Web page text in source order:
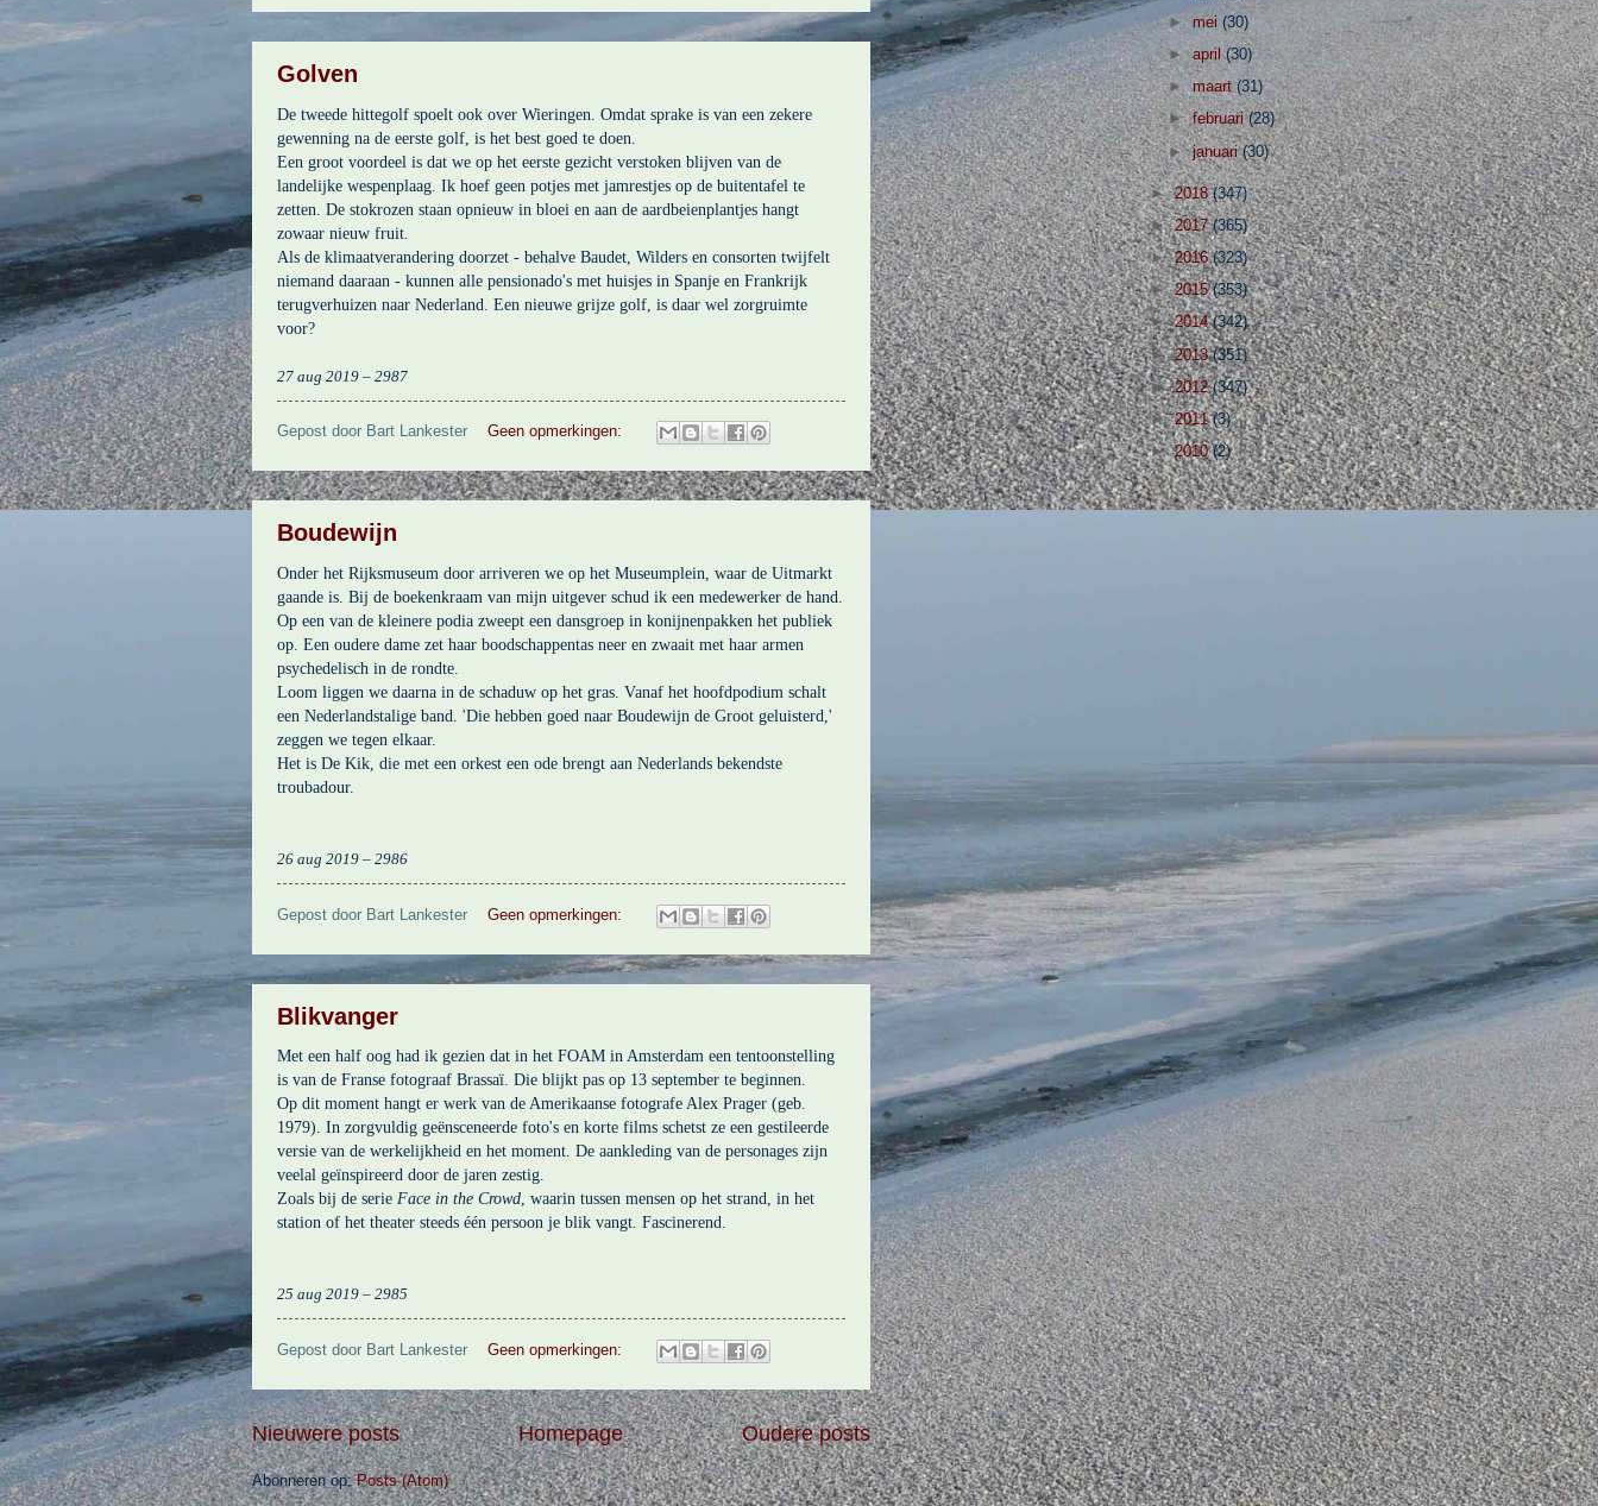
Golven
De tweede hittegolf spoelt ook over Wieringen. Omdat sprake is van een zekere
gewenning na de eerste golf, is het best goed te doen.
Een groot voordeel is dat we op het eerste gezicht verstoken blijven van de
landelijke wespenplaag. Ik hoef geen potjes met jamrestjes op de buitentafel te
zetten. De stokrozen staan opnieuw in bloei en aan de aardbeienplantjes hangt
zowaar nieuw fruit.
Als de klimaatverandering doorzet - behalve Baudet, Wilders en consorten twijfelt
niemand daaraan - kunnen alle pensionado's met huisjes in Spanje en Frankrijk
terugverhuizen naar Nederland. Een nieuwe grijze golf, is daar wel zorgruimte
voor?
27 aug 2019 – 2987
Gepost door Bart Lankester Geen opmerkingen:
Boudewijn
Onder het Rijksmuseum door arriveren we op het Museumplein, waar de Uitmarkt
gaande is. Bij de boekenkraam van mijn uitgever schud ik een medewerker de hand.
Op een van de kleinere podia zweept een dansgroep in konijnenpakken het publiek
op. Een oudere dame zet haar boodschappentas neer en zwaait met haar armen
psychedelisch in de rondte.
Loom liggen we daarna in de schaduw op het gras. Vanaf het hoofdpodium schalt
een Nederlandstalige band. 'Die hebben goed naar Boudewijn de Groot geluisterd,'
zeggen we tegen elkaar.
Het is De Kik, die met een orkest een ode brengt aan Nederlands bekendste
troubadour.
26 aug 2019 – 2986
Gepost door Bart Lankester Geen opmerkingen:
Blikvanger
Met een half oog had ik gezien dat in het FOAM in Amsterdam een tentoonstelling
is van de Franse fotograaf Brassaï. Die blijkt pas op 13 september te beginnen.
Op dit moment hangt er werk van de Amerikaanse fotografe Alex Prager (geb.
1979). In zorgvuldig geënsceneerde foto's en korte films schetst ze een gestileerde
versie van de werkelijkheid en het moment. De aankleding van de personages zijn
veelal geïnspireerd door de jaren zestig.
Zoals bij de serie Face in the Crowd, waarin tussen mensen op het strand, in het
station of het theater steeds één persoon je blik vangt. Fascinerend.
25 aug 2019 – 2985
Gepost door Bart Lankester Geen opmerkingen:
Nieuwere posts Oudere posts
Homepage
Abonneren op:Posts (Atom)
►mei(30)
►april(30)
►maart(31)
►februari(28)
►januari(30)
►2018(347)
►2017(365)
►2016(323)
►2015(353)
►2014(342)
►2013(351)
►2012(347)
►2011(3)
►2010(2)